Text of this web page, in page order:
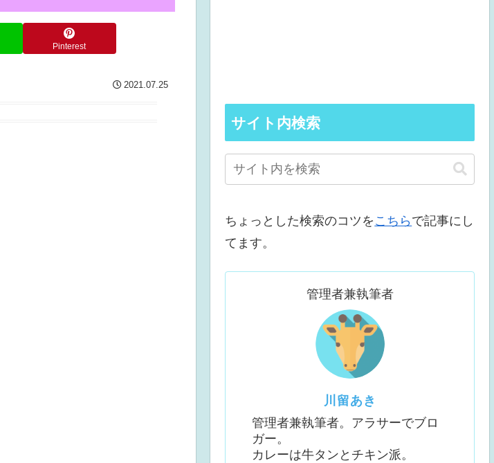
Pinterest
2021.07.25
サイト内検索
ちょっとした検索のコツを こちら で記事にし
てます。
管理者兼執筆者
川留あき
管理者兼執筆者。アラサーでブロ
ガー。
カレーは牛タンとチキン派。